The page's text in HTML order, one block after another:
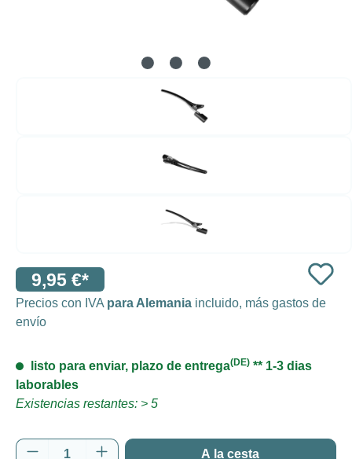
9,95 €*
Precios con IVA para Alemania incluido, más gastos de
envío
listo para enviar, plazo de entrega(DE) ** 1-3 dias
laborables
Existencias restantes: > 5
Cantidad del producto: introduce la
A la cesta